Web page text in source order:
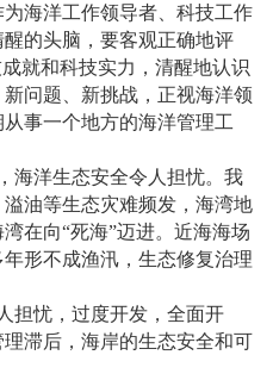
海洋工作领导者、科技工作
的头脑，要客观正确地评
就和科技实力，清醒地认识
问题、新挑战，正视海洋领
事一个地方的海洋管理工
海洋生态安全令人担忧。我
油等生态灾难频发，海湾地
在向“死海”迈进。近海海场
形不成渔汛，生态修复治理
担忧，过度开发，全面开
滞后，海岸的生态安全和可